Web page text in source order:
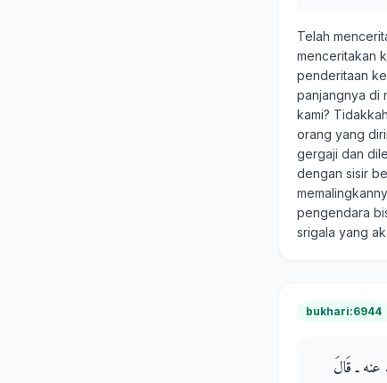
Telah
menceritakan
penderitaan
panjangnya di
kami?
orang yang
gergaji dan
dengan sisir
pengendara
srigala yang
bukhari:6944
ـ قَالَ